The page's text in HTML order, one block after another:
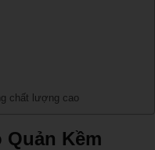
chất lượng cao
Kềm